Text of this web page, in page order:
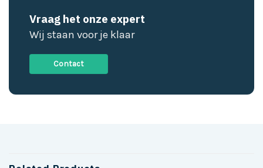
Vraag het onze expert
Wij staan voor je klaar
Contact